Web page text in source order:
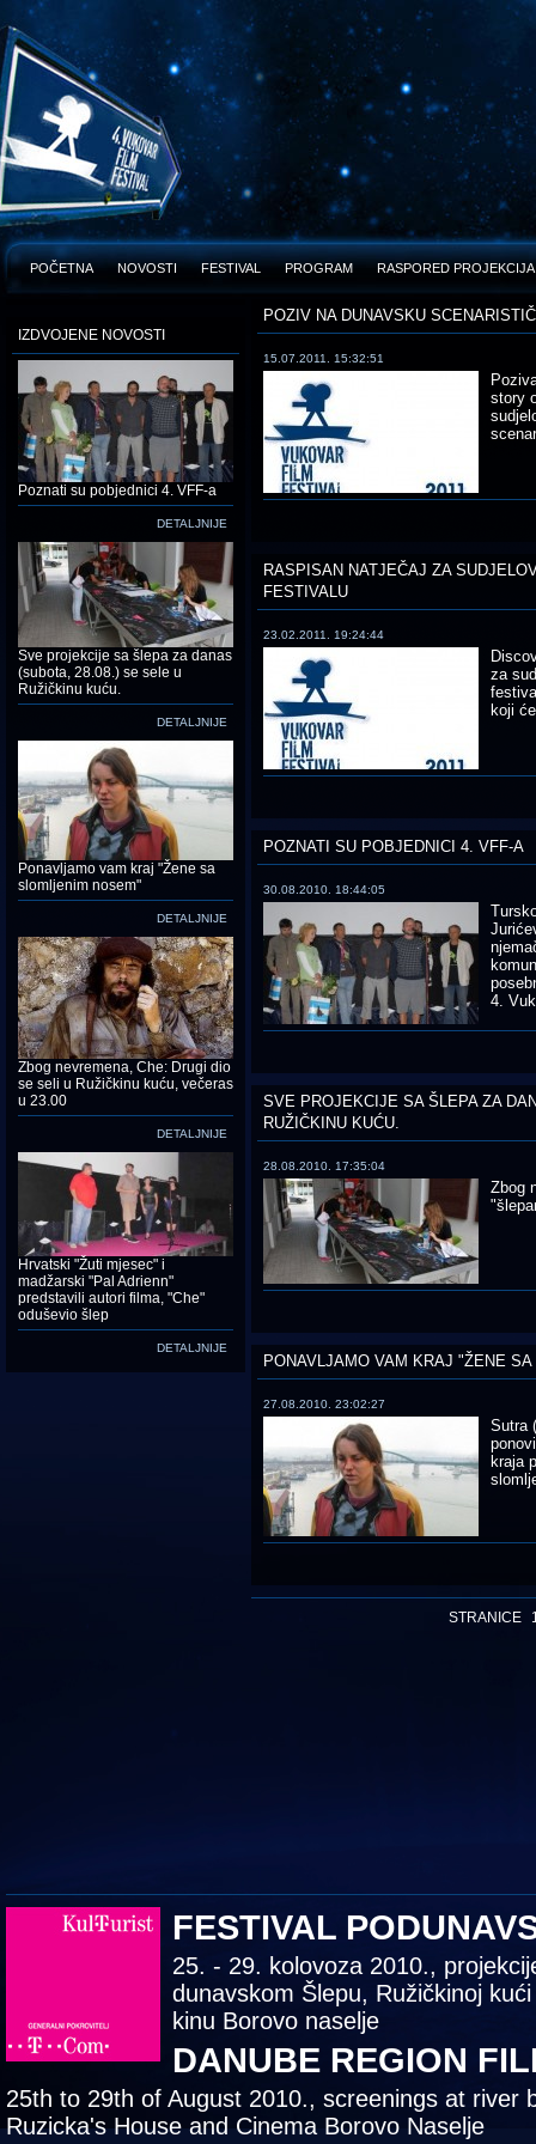
POČETNA NOVOSTI FESTIVAL PROGRAM RASPORED PROJEKCIJA
IZDVOJENE NOVOSTI
Poznati su pobjednici 4. VFF-a
DETALJNIJE
Sve projekcije sa šlepa za danas
(subota, 28.08.) se sele u
Ružičkinu kuću.
DETALJNIJE
Ponavljamo vam kraj "Žene sa
slomljenim nosem"
DETALJNIJE
Zbog nevremena, Che: Drugi dio
se seli u Ružičkinu kuću, večeras
u 23.00
DETALJNIJE
Hrvatski "Žuti mjesec" i
madžarski "Pal Adrienn"
predstavili autori filma, "Che"
oduševio šlep
DETALJNIJE
POZIV NA DUNAVSKU
15.07.2011. 15:32:51
story
RASPISAN NATJEČAJ ZA
FESTIVALU
23.02.2011. 19:24:44
za
koji
POZNATI SU POBJEDNICI 4. VFF-A
30.08.2010. 18:44:05
4.
SVE PROJEKCIJE SA ŠLEPA ZA
RUŽIČKINU KUĆU.
28.08.2010. 17:35:04
Zbog
PONAVLJAMO VAM KRAJ "ŽENE
27.08.2010. 23:02:27
Sutra
kraja
STRANICE
FESTIVAL
25. - 29. kolovoza 2010.,
dunavskom Šlepu, Ružičkinoj
kinu Borovo naselje
DANUBE REGION
25th to 29th of August 2010., screenings at river
Ruzicka's House and Cinema Borovo Naselje